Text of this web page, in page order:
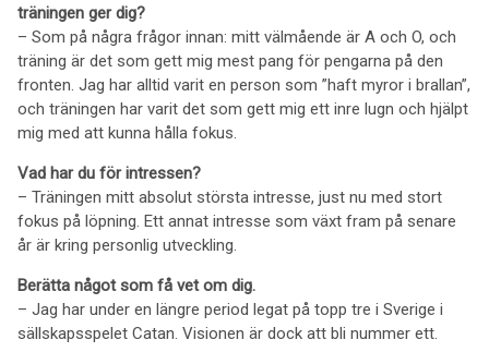
träningen ger dig?
– Som på några frågor innan: mitt välmående är A och O, och
träning är det som gett mig mest pang för pengarna på den
fronten. Jag har alltid varit en person som ”haft myror i brallan”,
och träningen har varit det som gett mig ett inre lugn och hjälpt
mig med att kunna hålla fokus.
Vad har du för intressen?
– Träningen mitt absolut största intresse, just nu med stort
fokus på löpning. Ett annat intresse som växt fram på senare
år är kring personlig utveckling.
Berätta något som få vet om dig.
– Jag har under en längre period legat på topp tre i Sverige i
sällskapsspelet Catan. Visionen är dock att bli nummer ett.